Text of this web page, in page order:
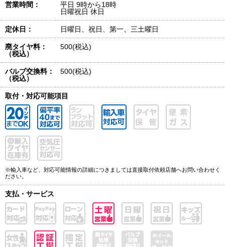
営業時間：
平日 9時から18時
日曜祝日 休日
定休日： 日曜日、祝日、第一、三土曜日
廃タイヤ料：
（税込）
500(税込)
バルブ交換料：
（税込）
500(税込)
取付・対応可能項目
※輸入車など、対応可能情報の詳細につきましては直接取付依頼店舗へお問い合わせく
ださい。
支払・サービス